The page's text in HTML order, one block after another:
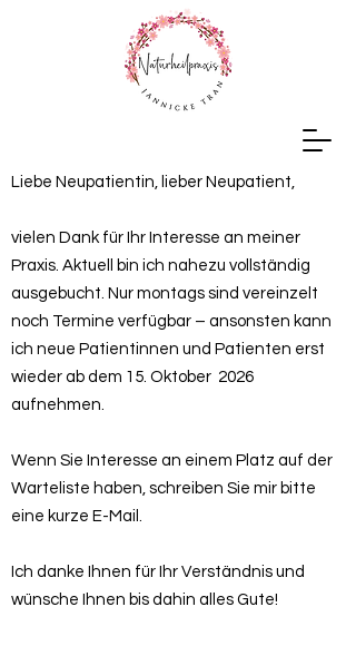
Liebe Neupatientin, lieber Neupatient,
vielen Dank für Ihr Interesse an meiner
Praxis. Aktuell bin ich nahezu vollständig
ausgebucht. Nur montags sind vereinzelt
noch Termine verfügbar – ansonsten kann
ich neue Patientinnen und Patienten erst
wieder ab dem 15. Oktober 2026
aufnehmen.
Wenn Sie Interesse an einem Platz auf der
Warteliste haben, schreiben Sie mir bitte
eine kurze E-Mail.
Ich danke Ihnen für Ihr Verständnis und
wünsche Ihnen bis dahin alles Gute!